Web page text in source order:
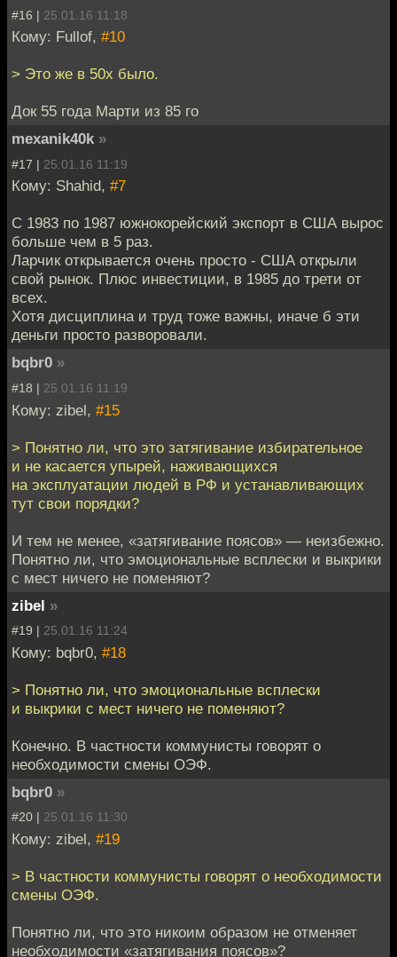
#16 | 25.01.16 11:18
Кому: Fullof, #10
> Это же в 50х было.
Док 55 года Марти из 85 го
mexanik40k »
#17 | 25.01.16 11:19
Кому: Shahid, #7
С 1983 по 1987 южнокорейский экспорт в США вырос
больше чем в 5 раз.
Ларчик открывается очень просто - США открыли
свой рынок. Плюс инвестиции, в 1985 до трети от
всех.
Хотя дисциплина и труд тоже важны, иначе б эти
деньги просто разворовали.
bqbr0 »
#18 | 25.01.16 11:19
Кому: zibel, #15
> Понятно ли, что это затягивание избирательное
и не касается упырей, наживающихся
на эксплуатации людей в РФ и устанавливающих
тут свои порядки?
И тем не менее, «затягивание поясов» — неизбежно.
Понятно ли, что эмоциональные всплески и выкрики
с мест ничего не поменяют?
zibel »
#19 | 25.01.16 11:24
Кому: bqbr0, #18
> Понятно ли, что эмоциональные всплески
и выкрики с мест ничего не поменяют?
Конечно. В частности коммунисты говорят о
необходимости смены ОЭФ.
bqbr0 »
#20 | 25.01.16 11:30
Кому: zibel, #19
> В частности коммунисты говорят о необходимости
смены ОЭФ.
Понятно ли, что это никоим образом не отменяет
необходимости «затягивания поясов»?